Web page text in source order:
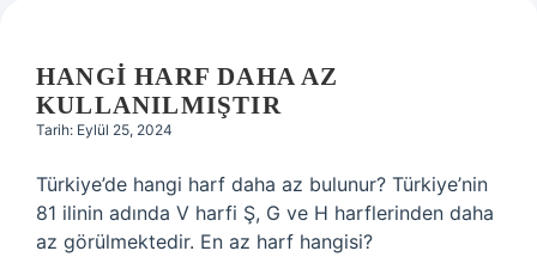
HANGI HARF DAHA AZ
KULLANILMIŞTIR
Tarih: Eylül 25, 2024
Türkiye’de hangi harf daha az bulunur? Türkiye’nin
81 ilinin adında V harfi Ş, G ve H harflerinden daha
az görülmektedir. En az harf hangisi?